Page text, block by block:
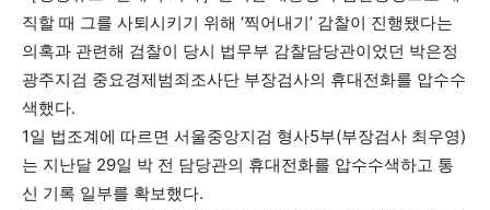
직할 때 그를 사퇴시키기 위해 ‘찍어내기’ 감찰이 진행됐다는
의혹과 관련해 검찰이 당시 법무부 감찰담당관이었던 박은정
광주지검 중요경제범죄조사단 부장검사의 휴대전화를 압수수
색했다.
1일 법조계에 따르면 서울중앙지검 형사5부(부장검사 최우영)
는 지난달 29일 박 전 담당관의 휴대전화를 압수수색하고 통
신 기록 일부를 확보했다.